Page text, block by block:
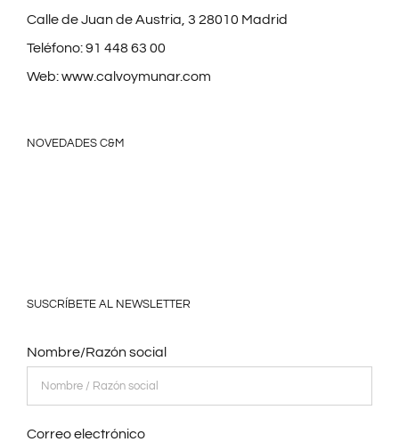
Calle de Juan de Austria, 3 28010 Madrid
Teléfono:91 448 63 00
Web:www.calvoymunar.com
NOVEDADES C&M
SUSCRÍBETE AL NEWSLETTER
Nombre/Razón social
Correo electrónico